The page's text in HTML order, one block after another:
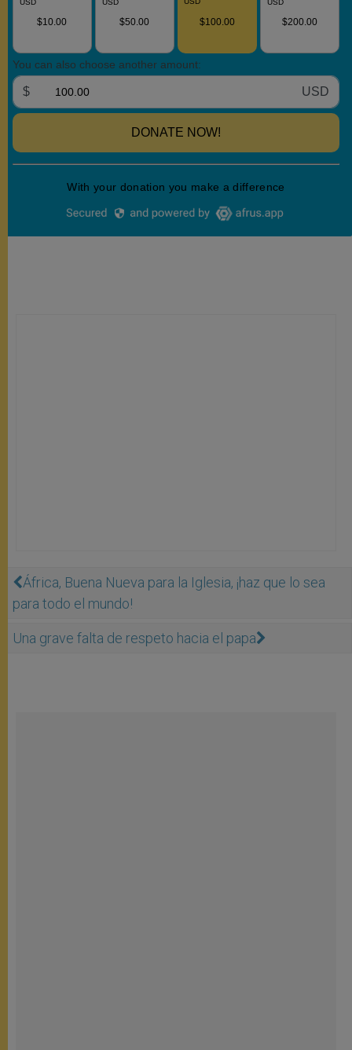
África, Buena Nueva para la Iglesia, ¡haz que lo sea
para todo el mundo!
Una grave falta de respeto hacia el papa